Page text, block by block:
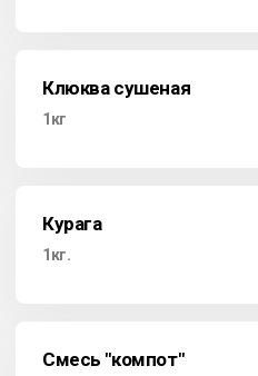
Клюква сушеная
1кг
Курага
1кг.
Смесь "компот"